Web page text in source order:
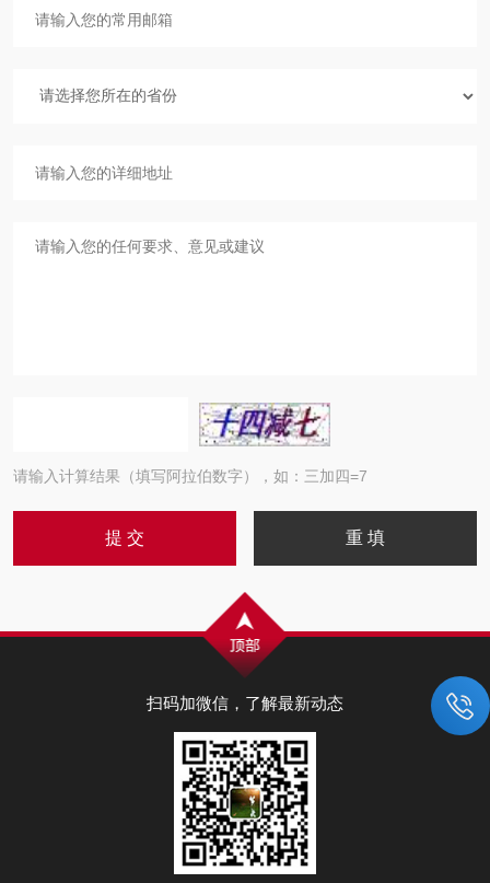
请输入计算结果（填写阿拉伯数字），如：三加四=7
扫码加微信，了解最新动态